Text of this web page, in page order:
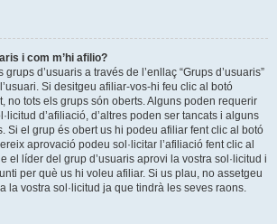
i com m’hi afilio?
d’usuaris a través de l’enllaç “Grups d’usuaris”
Si desitgeu afiliar-vos-hi feu clic al botó
no tots els grups són oberts. Alguns poden requerir
d’afiliació, d’altres poden ser tancats i alguns
Si el grup és obert us hi podeu afiliar fent clic al botó
aprovació podeu sol·licitar l’afiliació fent clic al
el líder del grup d’usuaris aprovi la vostra sol·licitud i
per què us hi voleu afiliar. Si us plau, no assetgeu
la vostra sol·licitud ja que tindrà les seves raons.